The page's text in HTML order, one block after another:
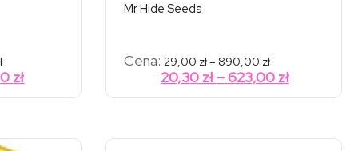
Zakres
cen:
od
37,00 zł
złZakres
cen:
do
Mr Hide Seeds
Cena: 29,00zł–890,00złZakres
cen:
od
29,00 zł
20,30 zł –623,00 złZakres
cen:
do